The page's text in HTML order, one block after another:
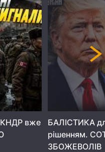
КНДР вже
БАЛІСТИКА
рішенням.
ЗБОЖЕВОЛІВ